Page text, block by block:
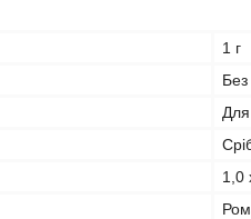
1 г
Без
Для
1,0